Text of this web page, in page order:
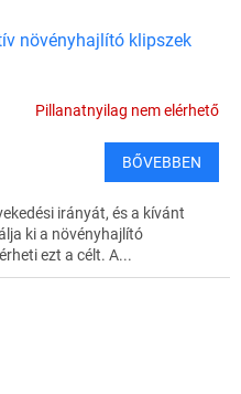
növényhajlító klipszek
Pillanatnyilag nem elérhető
BŐVEBBEN
irányát, és a kívánt
ki a növényhajlító
ezt a célt. A...